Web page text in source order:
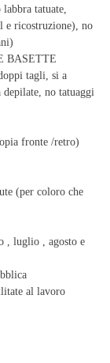
tatuate,
e ricostruzione), no
BASETTE
tagli, si a
no tatuaggi
fronte /retro)
(per coloro che
, luglio , agosto e
al lavoro